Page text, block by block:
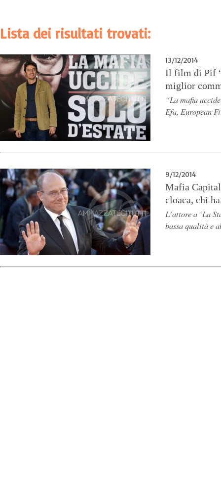
Lista dei risultati trovati:
13/12/2014
Il film di Pif
miglior
“La mafia
Efa, European
9/12/2014
Mafia
cloaca, chi
L’attore a ‘La
bassa qualità e